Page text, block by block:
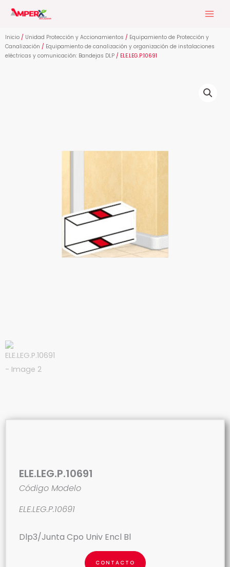
contenido
Inicio / Unidad Protección y Accionamientos / Equipamiento de Protección y
Canalización / Equipamiento de canalización y organización de instalaciones
eléctricas y comunicación: Bandejas DLP / ELE.LEG.P.10691
ELE.LEG.P.10691
Código Modelo
ELE.LEG.P.10691
Dlp3/Junta Cpo Univ Encl Bl
CONTACTO